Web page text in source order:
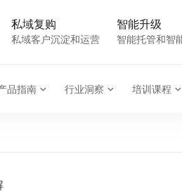
私域复购
私域客户沉淀和运营
智能升级
智能托管和智
品指南 行业洞察 培训课程